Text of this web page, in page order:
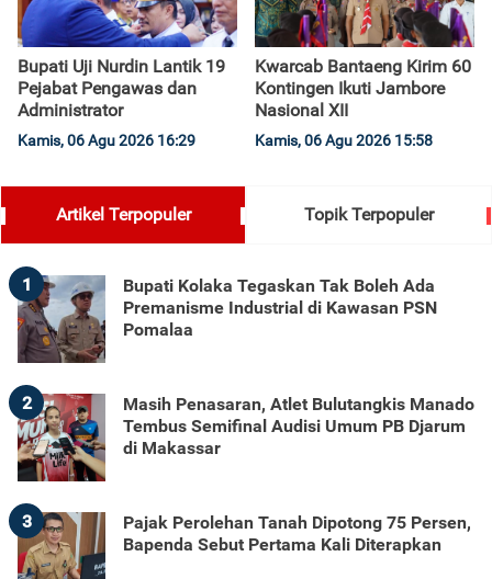
Bupati Uji Nurdin Lantik 19
Pejabat Pengawas dan
Administrator
Kamis, 06 Agu 2026 16:29
Kwarcab Bantaeng Kirim 60
Kontingen Ikuti Jambore
Nasional XII
Kamis, 06 Agu 2026 15:58
Artikel Terpopuler Topik Terpopuler
1
Bupati Kolaka Tegaskan Tak Boleh Ada
Premanisme Industrial di Kawasan PSN
Pomalaa
2
Masih Penasaran, Atlet Bulutangkis Manado
Tembus Semifinal Audisi Umum PB Djarum
di Makassar
3
Pajak Perolehan Tanah Dipotong 75 Persen,
Bapenda Sebut Pertama Kali Diterapkan